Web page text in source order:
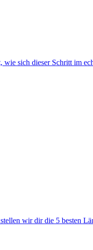
sich dieser Schritt im
wir dir die 5 besten